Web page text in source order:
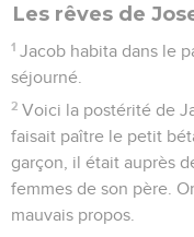
Les rêves de
1 Jacob habita dans le
séjourné.
2 Voici la postérité de
faisait paître le petit
garçon, il était auprès
femmes de son père.
mauvais propos.